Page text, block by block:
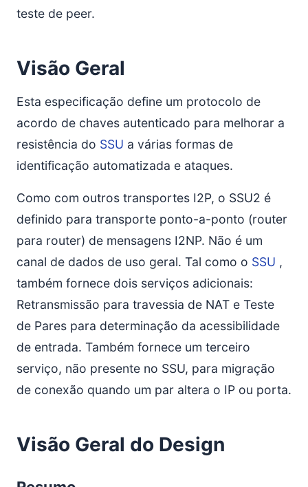
Informações do Router Publicadas
Endereço SSU2 Não Publicado
Criação de Pacotes de Saída
Diretrizes de Pacotes
Tratamento de Pacotes de Entrada
Notas
Análise de Sobrecarga de Pacotes
teste de peer.
Visão Geral
Esta especificação define um protocolo de
acordo de chaves autenticado para melhorar a
resistência do SSU a várias formas de
identificação automatizada e ataques.
Como com outros transportes I2P, o SSU2 é
definido para transporte ponto-a-ponto (router
para router) de mensagens I2NP. Não é um
canal de dados de uso geral. Tal como o SSU ,
também fornece dois serviços adicionais:
Retransmissão para travessia de NAT e Teste
de Pares para determinação da acessibilidade
de entrada. Também fornece um terceiro
serviço, não presente no SSU, para migração
de conexão quando um par altera o IP ou porta.
Visão Geral do Design